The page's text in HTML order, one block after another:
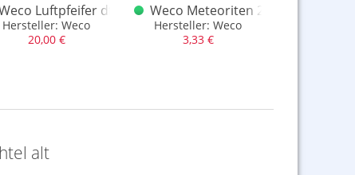
Plastik
ggf. Email
Luftpfeifer dt. mit altem Logo
Hersteller: Weco
20,00 €
Weco Meteoriten 20er alte
Hersteller: Weco
3,33 €
alt